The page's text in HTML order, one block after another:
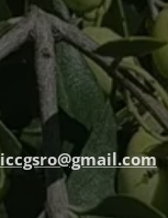
iccgsro@gmail.com